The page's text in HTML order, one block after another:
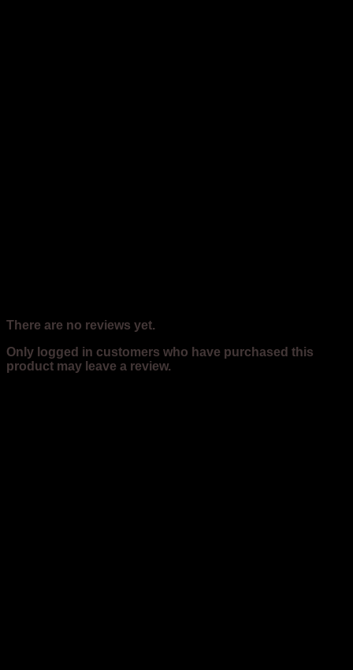
There are no reviews yet.
Only logged in customers who have purchased this
product may leave a review.